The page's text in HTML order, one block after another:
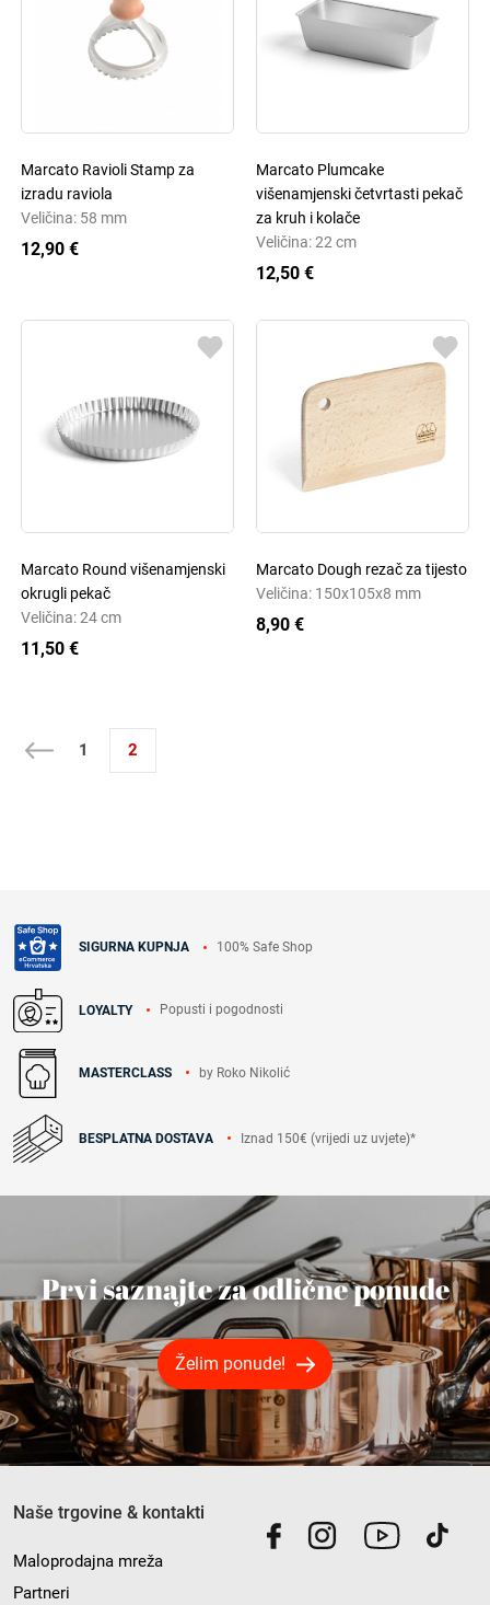
Marcato Ravioli Stamp za
izradu raviola
Veličina: 58 mm
12,90 €
Marcato Plumcake
višenamjenski četvrtasti pekač
za kruh i kolače
Veličina: 22 cm
12,50 €
Marcato Round višenamjenski
okrugli pekač
Veličina: 24 cm
11,50 €
Marcato Dough rezač za tijesto
Veličina: 150x105x8 mm
8,90 €
1 2
SIGURNA KUPNJA 100% Safe Shop
LOYALTY Popusti i pogodnosti
MASTERCLASS by Roko Nikolić
BESPLATNA DOSTAVA Iznad 150€ (vrijedi uz uvjete)*
Prvi saznajte za odlične ponude
Želim ponude!
Naše trgovine & kontakti
Maloprodajna mreža
Partneri